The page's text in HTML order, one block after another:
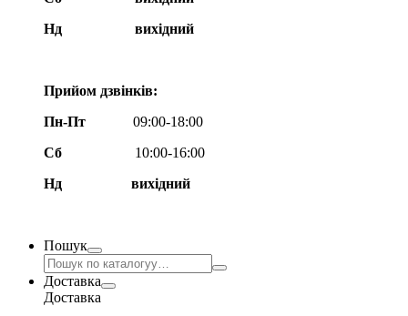
Нд
вихідний
Прийом дзвінків:
Пн-Пт
09:00-18:00
Сб
10:00-16:00
Нд вихідний
Пошук
Доставка
Доставка